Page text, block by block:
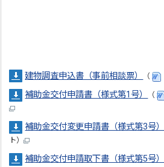
建物調査申込書（事前相談票） （
補助金交付申請書（様式第1号） （
補助金交付変更申請書（様式第3号）
ト）
補助金交付申請取下書（様式第5号）